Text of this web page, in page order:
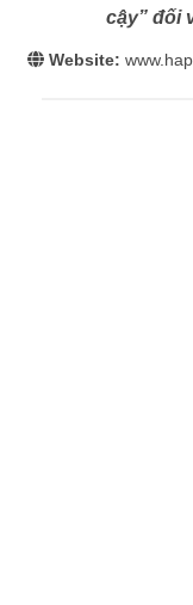
cậy” đối
Website: